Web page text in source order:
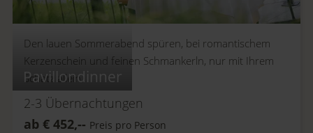
Pavillondinner
Den lauen Sommerabend spüren, bei romantischem
Kerzenschein und feinen Schmankerln, nur mit Ihrem
Schatz allein.
2-3 Übernachtungen
ab € 452,-- Preis pro Person